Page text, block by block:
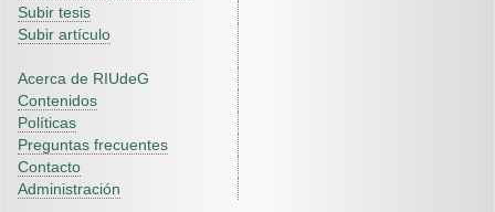
Subir tesis
Subir artículo
Acerca de RIUdeG
Contenidos
Políticas
Preguntas frecuentes
Contacto
Administración